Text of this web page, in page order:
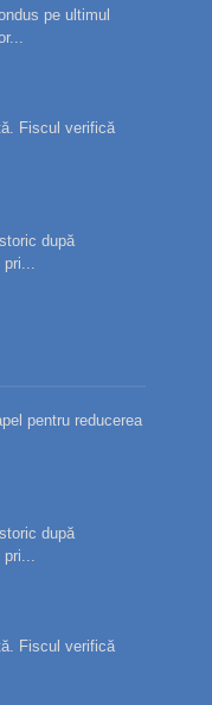
pe ultimul
Fiscul verifică
după
pentru reducerea
după
Fiscul verifică